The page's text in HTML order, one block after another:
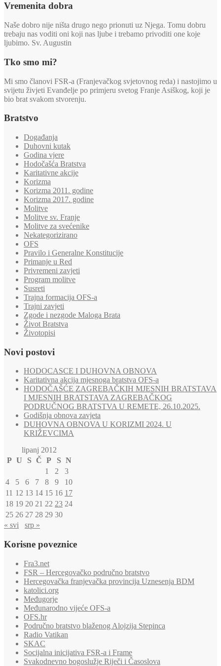
Vremenita dobra
Naše dobro nije ništa drugo nego prionuti uz Njega. Tomu dobru
trebaju nas voditi oni koji nas ljube i trebamo privoditi one koje
ljubimo. Sv. Augustin
Tko smo mi?
Mi smo članovi FSR-a (Franjevačkog svjetovnog reda) i nastojimo u
svijetu živjeti Evanđelje po primjeru svetog Franje Asiškog, koji je
bio brat svakom stvorenju.
Bratstvo
Događanja
Duhovni kutak
Godina vjere
Hodočašća Bratstva
Karitativne akcije
Korizma
Korizma 2011. godine
Korizma 2017. godine
Molitve
Molitve sv. Franje
Molitve za svećenike
Nekategorizirano
OFS
Pravilo i Generalne Konstitucije
Primanje u Red
Privremeni zavjeti
Program molitve
Susreti
Trajna formacija OFS-a
Trajni zavjeti
Zgode i nezgode Maloga Brata
Život Bratstva
Životopisi
Novi postovi
HODOCASCE I DUHOVNA OBNOVA
Karitativna akcija mjesnoga bratstva OFS-a
HODOČAŠĆE ZAGREBAČKIH MJESNIH BRATSTAVA
I MJESNIH BRATSTAVA ZAGREBAČKOG
PODRUČNOG BRATSTVA U REMETE, 26.10.2025.
Godišnja obnova zavjeta
DUHOVNA OBNOVA U KORIZMI 2024. U
KRIŽEVCIMA
lipanj 2012
P U S Č P S N
1
2
3
4
5 6 7 8 9
10
11 12 13 14 15 16 17
18 19 20 21 22 23 24
25 26 27 28 29 30
« svi
srp »
Korisne poveznice
Fra3.net
FSR – Hercegovačko područno bratstvo
Hercegovačka franjevačka provincija Uznesenja BDM
katolici.org
Međugorje
Međunarodno vijeće OFS-a
OFS.hr
Područno bratstvo blaženog Alojzija Stepinca
Radio Vatikan
SKAC
Socijalna inicijativa FSR-a i Frame
Svakodnevno bogoslužje Riječi i Časoslova